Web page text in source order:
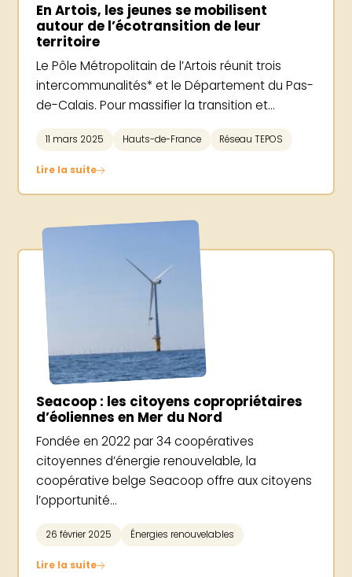
En Artois, les jeunes se mobilisent
autour de l’écotransition de leur
territoire
Le Pôle Métropolitain de l’Artois réunit trois
intercommunalités* et le Département du Pas-
de-Calais. Pour massifier la transition et...
11 mars 2025 Hauts-de-France Réseau TEPOS
Lire la suite
Seacoop : les citoyens copropriétaires
d’éoliennes en Mer du Nord
Fondée en 2022 par 34 coopératives
citoyennes d’énergie renouvelable, la
coopérative belge Seacoop offre aux citoyens
l’opportunité...
26 février 2025 Énergies renouvelables
Lire la suite